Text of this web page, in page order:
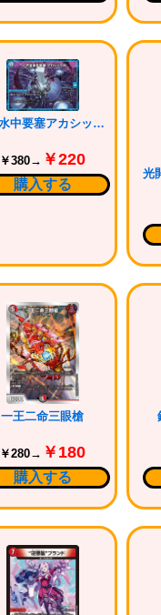
完全水中要塞アカシック3
￥380→ ￥220
購入する
一王二命三眼槍
￥280→ ￥180
購入する